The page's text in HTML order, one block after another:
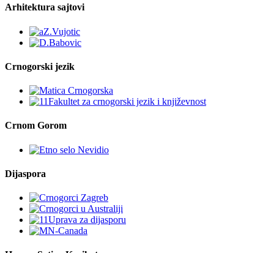
Arhitektura sajtovi
Crnogorski jezik
Crnom Gorom
Dijaspora